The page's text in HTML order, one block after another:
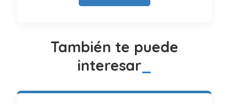
También te puede
interesar